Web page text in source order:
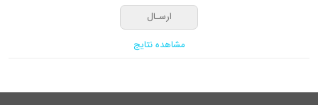
مشاهده نتایج